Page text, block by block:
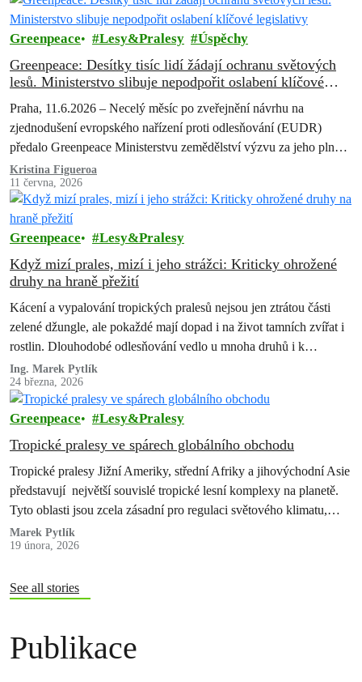
Greenpeace Lesy&Pralesy Úspěchy
Greenpeace: Desítky tisíc lidí žádají ochranu světových
lesů. Ministerstvo slibuje nepodpořit oslabení klíčové
Praha, 11.6.2026 – Necelý měsíc po zveřejnění návrhu na
zjednodušení evropského nařízení proti odlesňování (EUDR)
předalo Greenpeace Ministerstvu zemědělství výzvu za jeho plné a
důsledné zavedení. Pod požadavek na ochranu pralesů a proti
dalšímu oslabování či odkládání nařízení se podepsalo 32 878
Čechů.
Kristina Figueroa
11 června, 2026
Greenpeace Lesy&Pralesy
Když mizí prales, mizí i jeho strážci: Kriticky ohrožené
druhy na hraně přežití
Kácení a vypalování tropických pralesů nejsou jen ztrátou části
zelené džungle, ale pokaždé mají dopad i na život tamních zvířat i
rostlin. Dlouhodobé odlesňování vedlo u mnoha druhů i k…
Ing. Marek Pytlík
24 března, 2026
Greenpeace Lesy&Pralesy
Tropické pralesy ve spárech globálního obchodu
Tropické pralesy Jižní Ameriky, střední Afriky a jihovýchodní Asie
představují největší souvislé tropické lesní komplexy na planetě.
Tyto oblasti jsou zcela zásadní pro regulaci světového klimatu,
koloběh vody a uchování…
Marek Pytlík
19 února, 2026
See all stories
Publikace